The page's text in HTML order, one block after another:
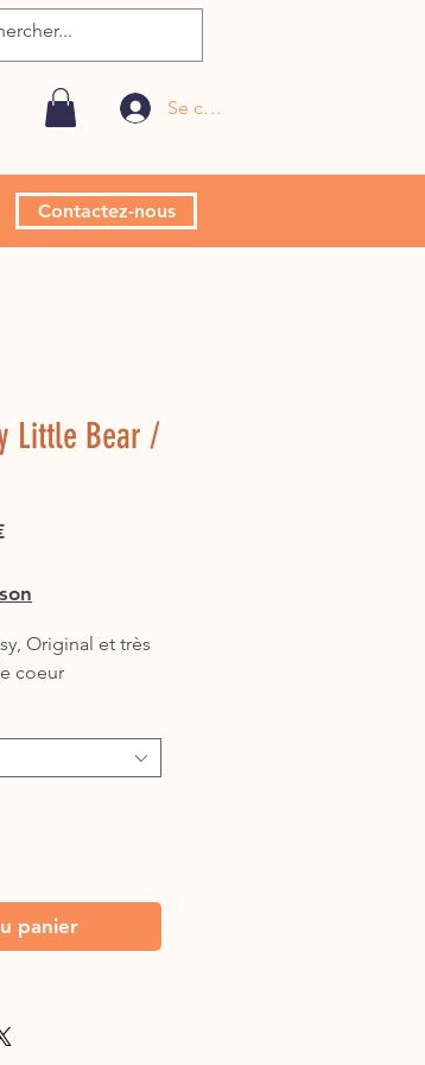
Se connecter
Contactez-nous
Little Bear /
Prix
Original et très
coeur
panier